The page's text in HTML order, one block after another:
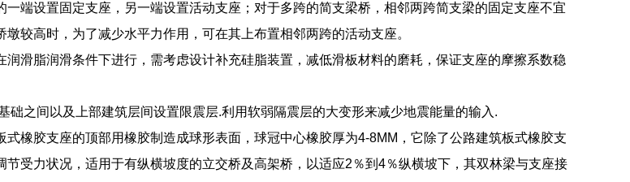
一端设置固定支座，另一端设置活动支座；对于多跨的简支梁桥，相邻两跨简支梁的固定支座不宜
较高时，为了减少水平力作用，可在其上布置相邻两跨的活动支座。
润滑脂润滑条件下进行，需考虑设计补充硅脂装置，减低滑板材料的磨耗，保证支座的摩擦系数稳
础之间以及上部建筑层间设置限震层.利用软弱隔震层的大变形来减少地震能量的输入.
式橡胶支座的顶部用橡胶制造成球形表面，球冠中心橡胶厚为4-8MM，它除了公路建筑板式橡胶支
节受力状况，适用于有纵横坡度的立交桥及高架桥，以适应2％到4％纵横坡下，其双林梁与支座接